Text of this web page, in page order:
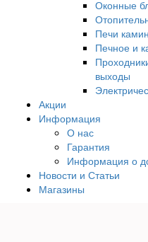
Оконные
Печи
Печное и
выходы
Акции
Информация
О нас
Гарантия
Информация о
Новости и Статьи
Магазины